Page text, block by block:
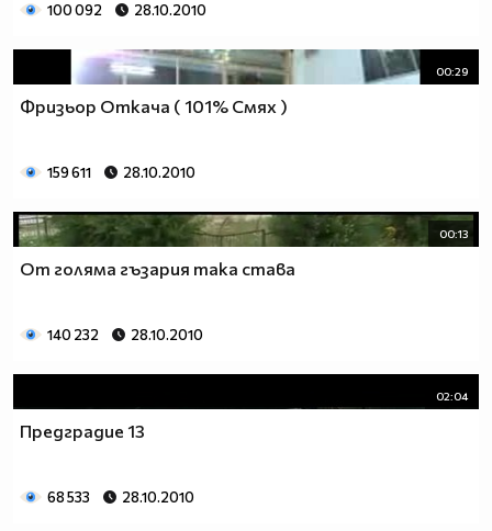
100 092 28.10.2010
00:29
Фризьор Откача ( 101% Смях )
159 611 28.10.2010
00:13
От голяма гъзария така става
140 232 28.10.2010
02:04
Предградие 13
68 533 28.10.2010